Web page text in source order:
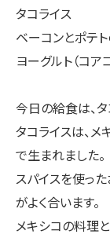
タコライス
ベーコンとポテ
ヨーグルト（コア
今日の給食は、タ
タコライスは、メ
で生まれました。
スパイスを使っ
がよく合います。
メキシコの料理